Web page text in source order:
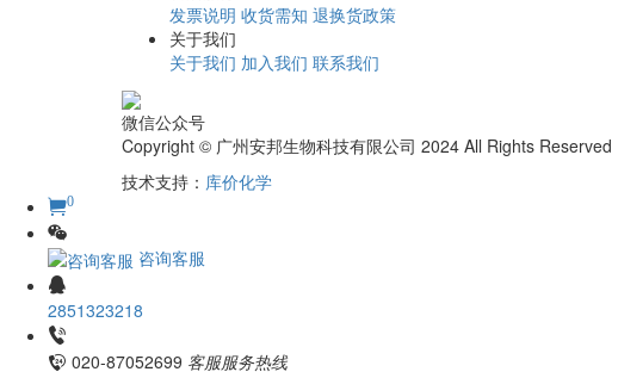
发票说明 收货需知 退换货政策
关于我们
关于我们 加入我们 联系我们
微信公众号
Copyright © 广州安邦生物科技有限公司 2024 All Rights Reserved
技术支持： 库价化学
0
咨询客服
2851323218
020-87052699 客服服务热线